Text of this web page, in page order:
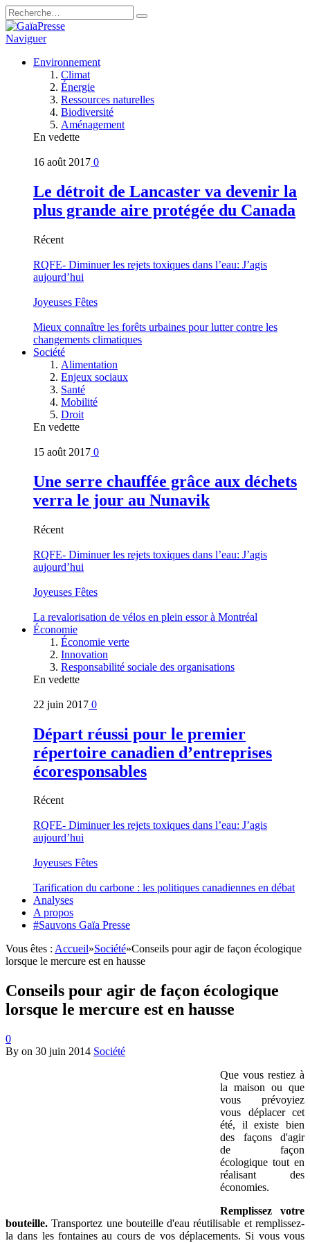
Naviguer
Environnement
Climat
Énergie
Ressources naturelles
Biodiversité
Aménagement
En vedette
16 août 2017 0
Le détroit de Lancaster va devenir la
plus grande aire protégée du Canada
Récent
RQFE- Diminuer les rejets toxiques dans l’eau: J’agis
aujourd’hui
Joyeuses Fêtes
Mieux connaître les forêts urbaines pour lutter contre les
changements climatiques
Société
Alimentation
Enjeux sociaux
Santé
Mobilité
Droit
En vedette
15 août 2017 0
Une serre chauffée grâce aux déchets
verra le jour au Nunavik
Récent
RQFE- Diminuer les rejets toxiques dans l’eau: J’agis
aujourd’hui
Joyeuses Fêtes
La revalorisation de vélos en plein essor à Montréal
Économie
Économie verte
Innovation
Responsabilité sociale des organisations
En vedette
22 juin 2017 0
Départ réussi pour le premier
répertoire canadien d’entreprises
écoresponsables
Récent
RQFE- Diminuer les rejets toxiques dans l’eau: J’agis
aujourd’hui
Joyeuses Fêtes
Tarification du carbone : les politiques canadiennes en débat
Analyses
A propos
#Sauvons Gaïa Presse
Vous êtes : Accueil»Société»Conseils pour agir de façon écologique
lorsque le mercure est en hausse
Conseils pour agir de façon écologique
lorsque le mercure est en hausse
0
By on 30 juin 2014 Société
Que vous restiez à
la maison ou que
vous prévoyiez
vous déplacer cet
été, il existe bien
des façons d'agir
de façon
écologique tout en
réalisant des
économies.
Remplissez votre
bouteille. Transportez une bouteille d'eau réutilisable et remplissez-
la dans les fontaines au cours de vos déplacements. Si vous vous